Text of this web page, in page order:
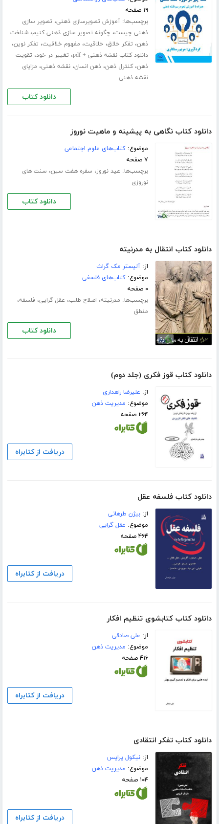
۱۹ صفحه
برچسب‌ها:آموزش تصویرسازی ذهنی، تصویر سازی
ذهنی چیست، چگونه تصویر سازی ذهنی کنیم،شناخت
ذهن، تفکر خلاق، خلاقیت، مفهوم خلاقیت، تفکر نوین،
دانلود کتاب نقشه ذهنی + pdf ، تغییر در خود، تقویت
ذهن،کنترل ذهن،ذهن انسان،نقشه ذهنی، مزایای
نقشه ذهنی
دانلود کتاب
دانلود کتاب نگاهی به پیشینه و ماهیت نوروز
موضوع:کتاب‌های علوم اجتماعی
۷ صفحه
برچسب‌ها: عید نوروز، سفره هفت سین، سنت های
نوروزی
دانلود کتاب
دانلود کتاب انتقال به مدرنیته
از:آلیستر مک گراث
موضوع:کتاب‌های فلسفی
۰ صفحه
برچسب‌ها: مدرنیته، اصلاح طلب، عقل گرایی، فلسفه،
منطق
دانلود کتاب
دانلود کتاب قوز فکری (جلد دوم)
از: علیرضا راهداری
موضوع: مدیریت ذهن
۲۶۴ صفحه
دریافت از کتابراه
دانلود کتاب فلسفه عقل
از:بیژن طرهانی
موضوع: عقل گرایی
۴۶۴ صفحه
دریافت از کتابراه
دانلود کتاب کتابشوی تنظیم افکار
از: علی صادقی
موضوع: مدیریت ذهن
۴۱۶ صفحه
دریافت از کتابراه
دانلود کتاب تفکر انتقادی
از:نیکول پرایس
موضوع: مدیریت ذهن
۱۰۴ صفحه
دریافت از کتابراه